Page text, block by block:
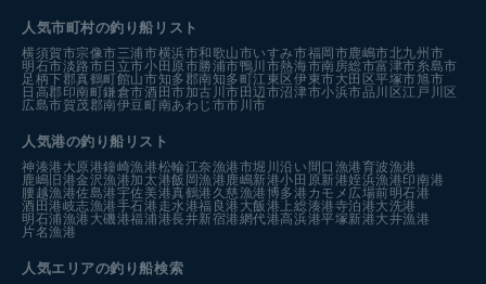
人気市町村の釣り船リスト
横須賀市宗像市三浦市横浜市和歌山市いすみ市福岡市鹿嶋市北九州市
明石市淡路市日立市小田原市勝浦市鴨川市熱海市南房総市富津市糸島市
足柄下郡真鶴町館山市知多郡南知多町江東区伊東市大田区平塚市旭市
日高郡印南町鎌倉市酒田市加古川市田辺市沼津市小浜市品川区江戸川区
広島市賀茂郡南伊豆町南あわじ市市川市
人気港の釣り船リスト
神湊港 大原港鐘崎漁港松輪江奈漁港市堀川沿い 間口漁港育波漁港
鹿嶋旧港金沢漁港加太港飯岡漁港 鹿嶋新港小田原新港姪浜漁港印南港
腰越漁港佐島港宇佐美港真鶴港 久慈漁港博多港カモメ広場前明石港
酒田港岐志漁港手石港 走水港福良港 大飯港 上総湊港寺泊港大洗港
明石浦漁港 大磯港福浦港長井新宿港網代港高浜港平塚新港大井漁港
片名漁港
人気エリアの釣り船検索